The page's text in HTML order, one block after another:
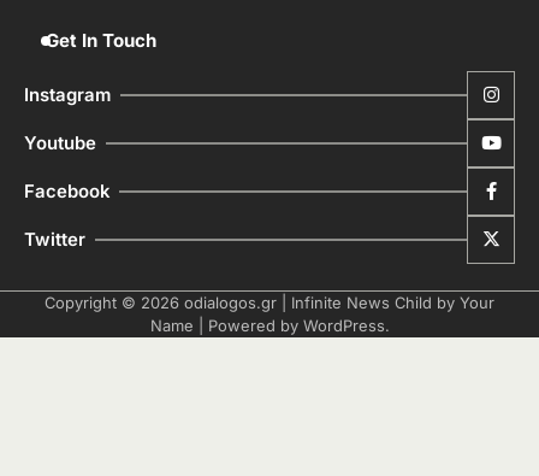
Get In Touch
Instagram
Youtube
Facebook
Twitter
Copyright © 2026 odialogos.gr | Infinite News Child by Your
Name | Powered by WordPress.